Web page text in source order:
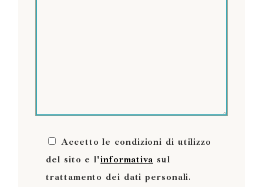
Accetto le condizioni di utilizzo
del sito e l'informativa sul
trattamento dei dati personali.